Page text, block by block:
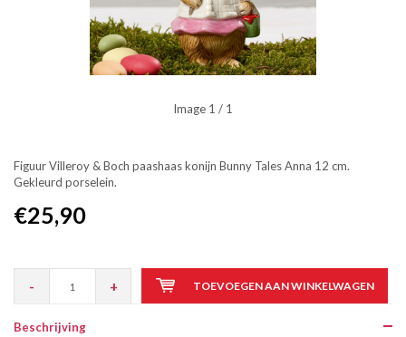
Image 1 / 1
Figuur Villeroy & Boch paashaas konijn Bunny Tales Anna 12 cm.
Gekleurd porselein.
€25,90
- + TOEVOEGEN AAN WINKELWAGEN
Beschrijving